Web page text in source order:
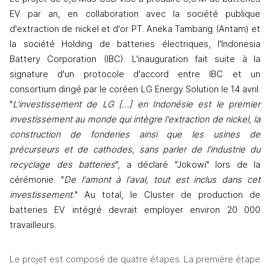
EV par an, en collaboration avec la société publique
d'extraction de nickel et d'or PT. Aneka Tambang (Antam) et
la société Holding de batteries électriques, l'Indonesia
Battery Corporation (IBC). L'inauguration fait suite à la
signature d'un protocole d'accord entre IBC et un
consortium dirigé par le coréen LG Energy Solution le 14 avril.
"L'investissement de LG […] en Indonésie est le premier
investissement au monde qui intègre l'extraction de nickel, la
construction de fonderies ainsi que les usines de
précurseurs et de cathodes, sans parler de l'industrie du
recyclage des batteries", a déclaré "Jokowi" lors de la
cérémonie. "De l'amont à l'aval, tout est inclus dans cet
investissement." Au total, le Cluster de production de
batteries EV intégré devrait employer environ 20 000
travailleurs.
Le projet est composé de quatre étapes. La première étape